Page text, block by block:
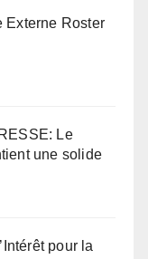
Externe Roster
Le
une solide
pour la